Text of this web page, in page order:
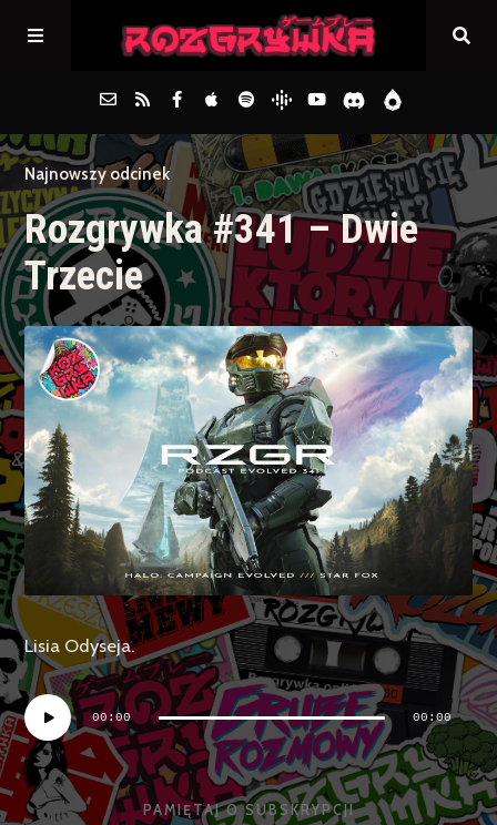
Główna
Archiwum
FAQs
Kontakt
Najnowszy odcinek
Rozgrywka #341 – Dwie
Trzecie
Lisia Odyseja.
Odtwarzacz
plików
dźwiękowych
00:00 00:00
PAMIĘTAJ O SUBSKRYPCJI